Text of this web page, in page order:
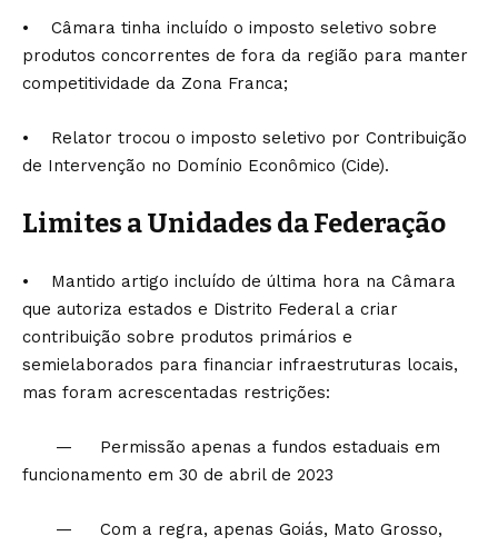
• Câmara tinha incluído o imposto seletivo sobre
produtos concorrentes de fora da região para manter
competitividade da Zona Franca;
• Relator trocou o imposto seletivo por Contribuição
de Intervenção no Domínio Econômico (Cide).
Limites a Unidades da Federação
• Mantido artigo incluído de última hora na Câmara
que autoriza estados e Distrito Federal a criar
contribuição sobre produtos primários e
semielaborados para financiar infraestruturas locais,
mas foram acrescentadas restrições:
— Permissão apenas a fundos estaduais em
funcionamento em 30 de abril de 2023
— Com a regra, apenas Goiás, Mato Grosso,